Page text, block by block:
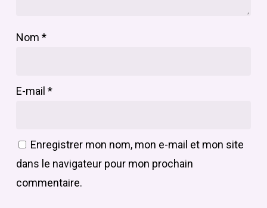
Nom *
E-mail *
Enregistrer mon nom, mon e-mail et mon site
dans le navigateur pour mon prochain
commentaire.